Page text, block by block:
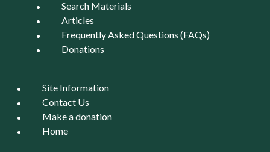
Search Materials
Articles
Frequently Asked Questions (FAQs)
Donations
Site Information
Contact Us
Make a donation
Home